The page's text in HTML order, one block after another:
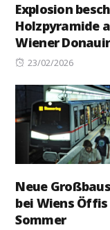
Explosion
Holzpyramide
Wiener
Posted
23/02/2026
Neue
bei Wiens Öffis
Sommer